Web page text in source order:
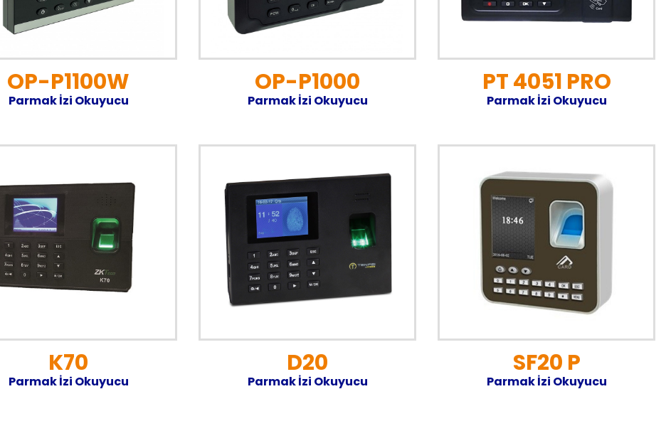
OP-P1100W
Parmak İzi Okuyucu
OP-P1000
Parmak İzi Okuyucu
PT 4051 PRO
Parmak İzi Okuyucu
K70
Parmak İzi Okuyucu
D20
Parmak İzi Okuyucu
SF20 P
Parmak İzi Okuyucu